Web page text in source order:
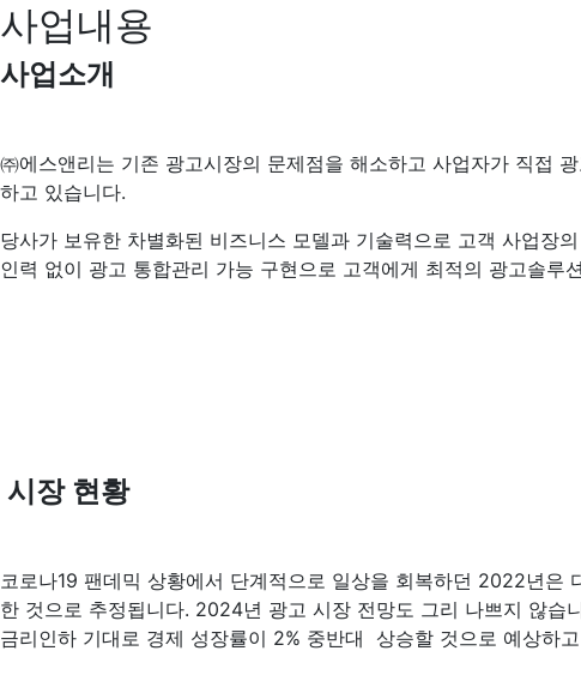
사업내용
사업소개
㈜에스앤리는 기존 광고시장의 문제점을 해소하고 사업자가 직접
하고 있습니다.
당사가 보유한 차별화된 비즈니스 모델과 기술력으로 고객 사업장
인력 없이 광고 통합관리 가능 구현으로 고객에게 최적의 광고솔루
시장 현황
코로나19 팬데믹 상황에서 단계적으로 일상을 회복하던 2022년
한 것으로 추정됩니다. 2024년 광고 시장 전망도 그리 나쁘지 않습
금리인하 기대로 경제 성장률이 2% 중반대 상승할 것으로 예상하